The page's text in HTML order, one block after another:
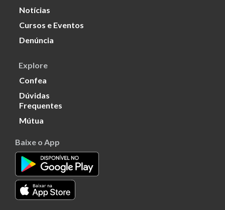
Notícias
Cursos e Eventos
Denúncia
Explore
Confea
Dúvidas
Frequentes
Mútua
Baixe o App